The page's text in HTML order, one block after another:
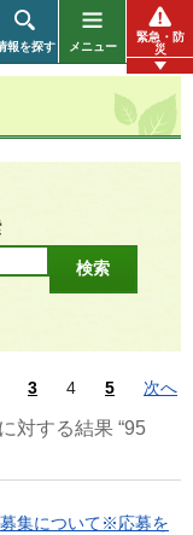
報を探す メニュー
緊急・防
災
3 4 5 次へ
対する結果 “95
集について※応募を